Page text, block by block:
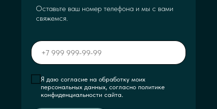
Оставьте ваш номер телефона и мы с вами
свяжемся.
Я даю согласие на обработку моих
персональных данных, согласно политике
конфиденциальности сайта.